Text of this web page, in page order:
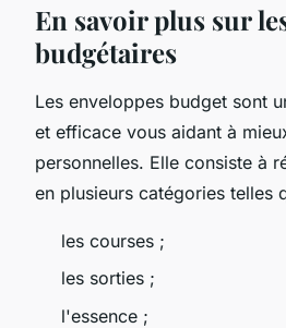
En savoir plus sur
budgétaires
Les enveloppes budget sont
et efficace vous aidant à
personnelles. Elle consiste à
en plusieurs catégories telles
les courses ;
les sorties ;
l'essence ;